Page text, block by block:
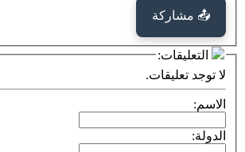
📤 مشاركة
التعليقات:
لا توجد تعليقات.
الاسم:
الدولة: